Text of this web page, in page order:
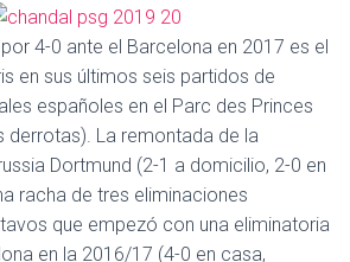
A
G
N
4-0 ante el Barcelona en 2017 es el
en sus últimos seis partidos de
españoles en el Parc des Princes
derrotas). La remontada de la
Dortmund (2-1 a domicilio, 2-0 en
racha de tres eliminaciones
que empezó con una eliminatoria
en la 2016/17 (4-0 en casa,